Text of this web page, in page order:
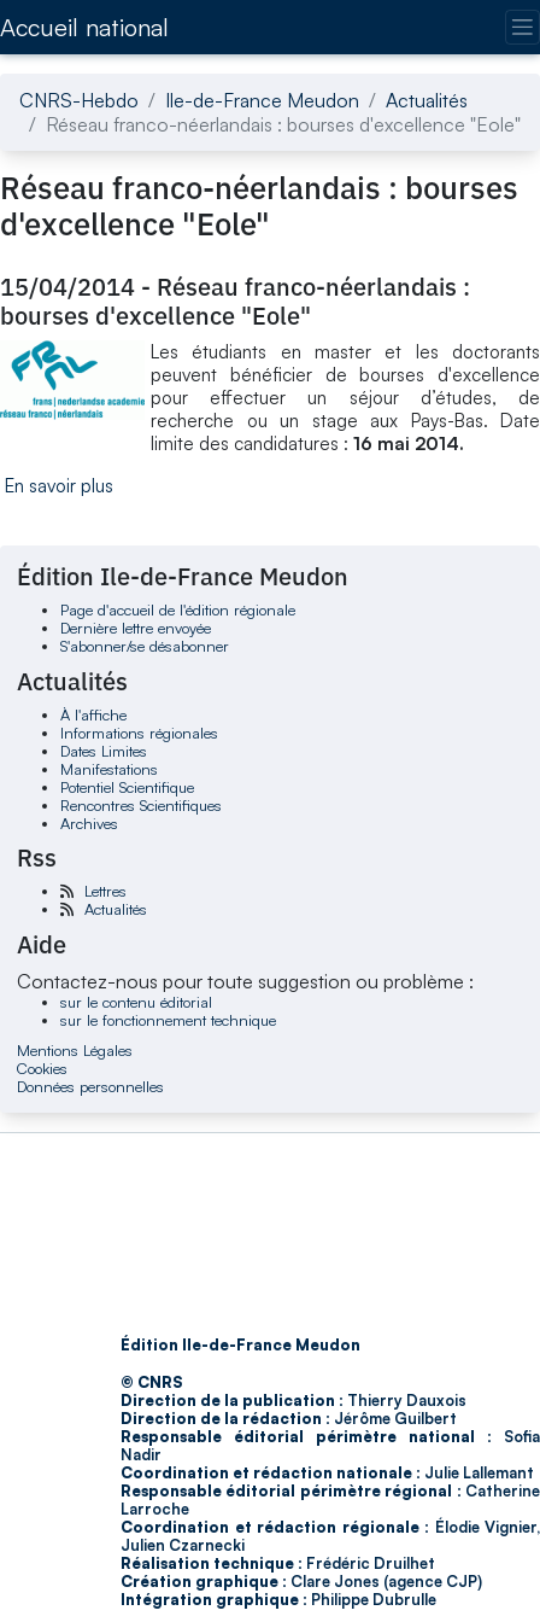
Accueil national
CNRS-Hebdo Ile-de-France Meudon
Actualités
Réseau franco-néerlandais : bourses d'excellence "Eole"
Réseau franco-néerlandais : bourses
d'excellence "Eole"
15/04/2014 - Réseau franco-néerlandais :
bourses d'excellence "Eole"
Les étudiants en master et les doctorants
peuvent bénéficier de bourses d'excellence
pour effectuer un séjour d’études, de
recherche ou un stage aux Pays-Bas. Date
limite des candidatures : 16 mai 2014.
En savoir plus
Édition Ile-de-France Meudon
Page d'accueil de l'édition régionale
Dernière lettre envoyée
S'abonner/se désabonner
Actualités
À l'affiche
Informations régionales
Dates Limites
Manifestations
Potentiel Scientifique
Rencontres Scientifiques
Archives
Rss
Lettres
Actualités
Aide
Contactez-nous pour toute suggestion ou problème :
sur le contenu éditorial
sur le fonctionnement technique
Mentions Légales
Cookies
Données personnelles
Édition Ile-de-France Meudon
© CNRS
Direction de la publication : Thierry Dauxois
Direction de la rédaction : Jérôme Guilbert
Responsable éditorial périmètre national : Sofia
Nadir
Coordination et rédaction nationale : Julie Lallemant
Responsable éditorial périmètre régional : Catherine
Larroche
Coordination et rédaction régionale : Élodie Vignier,
Julien Czarnecki
Réalisation technique : Frédéric Druilhet
Création graphique : Clare Jones (agence CJP)
Intégration graphique : Philippe Dubrulle